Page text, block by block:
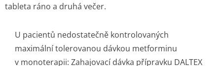
tableta ráno a druhá večer.
U pacientů nedostatečně kontrolovaných
maximální tolerovanou dávkou metforminu
v monoterapii: Zahajovací dávka přípravku DALTEX